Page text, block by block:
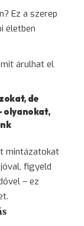
Ez a szerep
életben
árulhat el
de
olyanokat,
mintázatokat
figyeld
– ez